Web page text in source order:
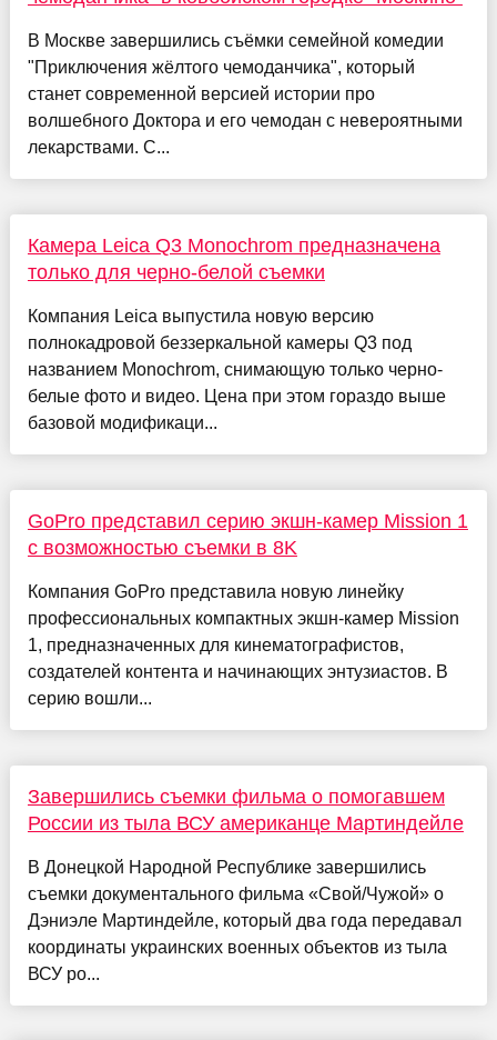
В Москве завершились съёмки семейной комедии
"Приключения жёлтого чемоданчика", который
станет современной версией истории про
волшебного Доктора и его чемодан с невероятными
лекарствами. С...
Камера Leica Q3 Monochrom предназначена
только для черно-белой съемки
Компания Leica выпустила новую версию
полнокадровой беззеркальной камеры Q3 под
названием Monochrom, снимающую только черно-
белые фото и видео. Цена при этом гораздо выше
базовой модификаци...
GoPro представил серию экшн-камер Mission 1
с возможностью съемки в 8K
Компания GoPro представила новую линейку
профессиональных компактных экшн-камер Mission
1, предназначенных для кинематографистов,
создателей контента и начинающих энтузиастов. В
серию вошли...
Завершились съемки фильма о помогавшем
России из тыла ВСУ американце Мартиндейле
В Донецкой Народной Республике завершились
съемки документального фильма «Свой/Чужой» о
Дэниэле Мартиндейле, который два года передавал
координаты украинских военных объектов из тыла
ВСУ ро...